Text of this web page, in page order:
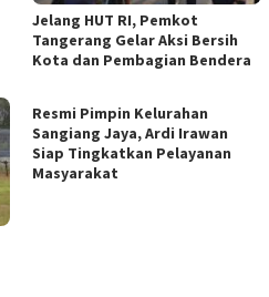
Jelang HUT RI, Pemkot
Tangerang Gelar Aksi Bersih
Kota dan Pembagian Bendera
Resmi Pimpin Kelurahan
Sangiang Jaya, Ardi Irawan
Siap Tingkatkan Pelayanan
Masyarakat